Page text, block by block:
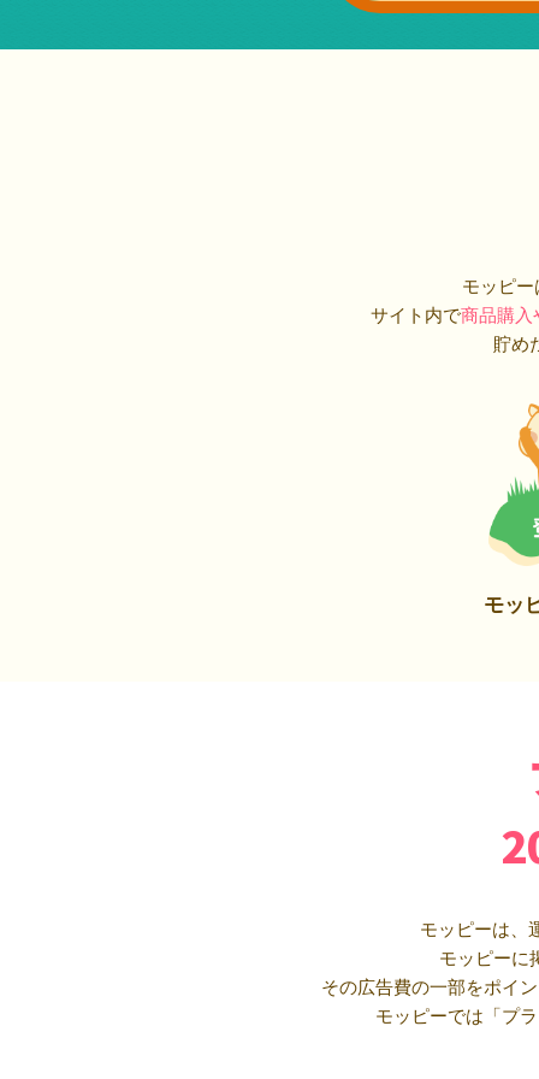
モッピ
サイト内で商品購入
貯め
モッ
モッピーは、
モッピーに
その広告費の一部をポイ
モッピーでは「プ